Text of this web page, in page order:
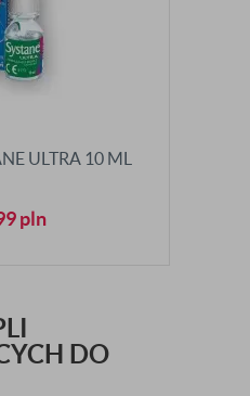
ULTRA 10 ML
pln
DO